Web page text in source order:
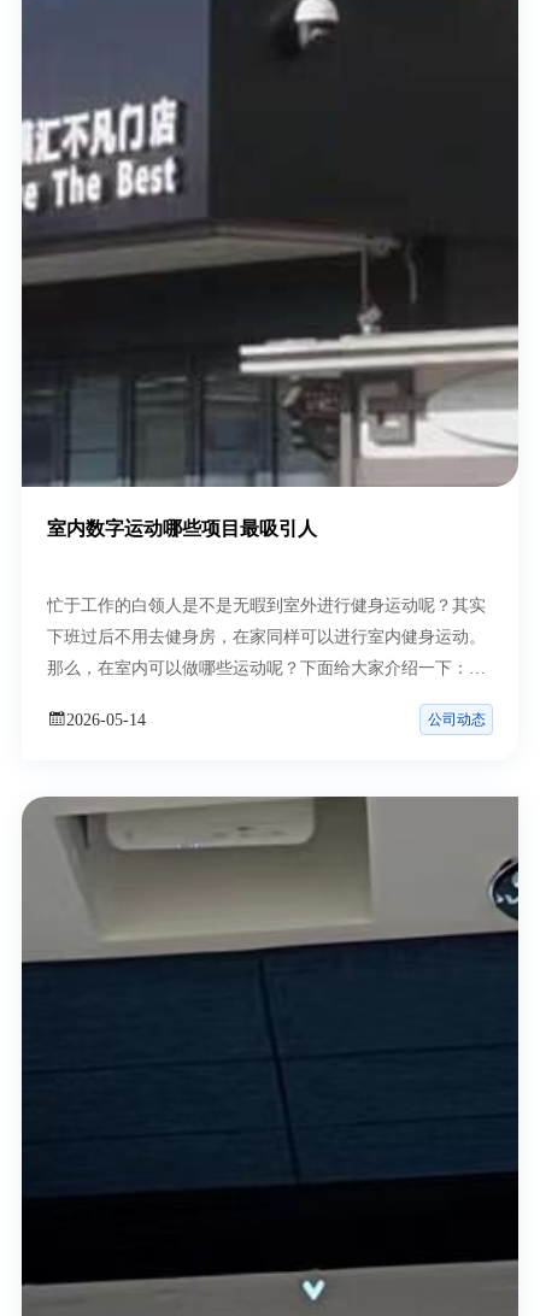
室内数字运动哪些项目最吸引人
忙于工作的白领人是不是无暇到室外进行健身运动呢？其实
下班过后不用去健身房，在家同样可以进行室内健身运动。
那么，在室内可以做哪些运动呢？下面给大家介绍一下：
2026-05-14 公司动态